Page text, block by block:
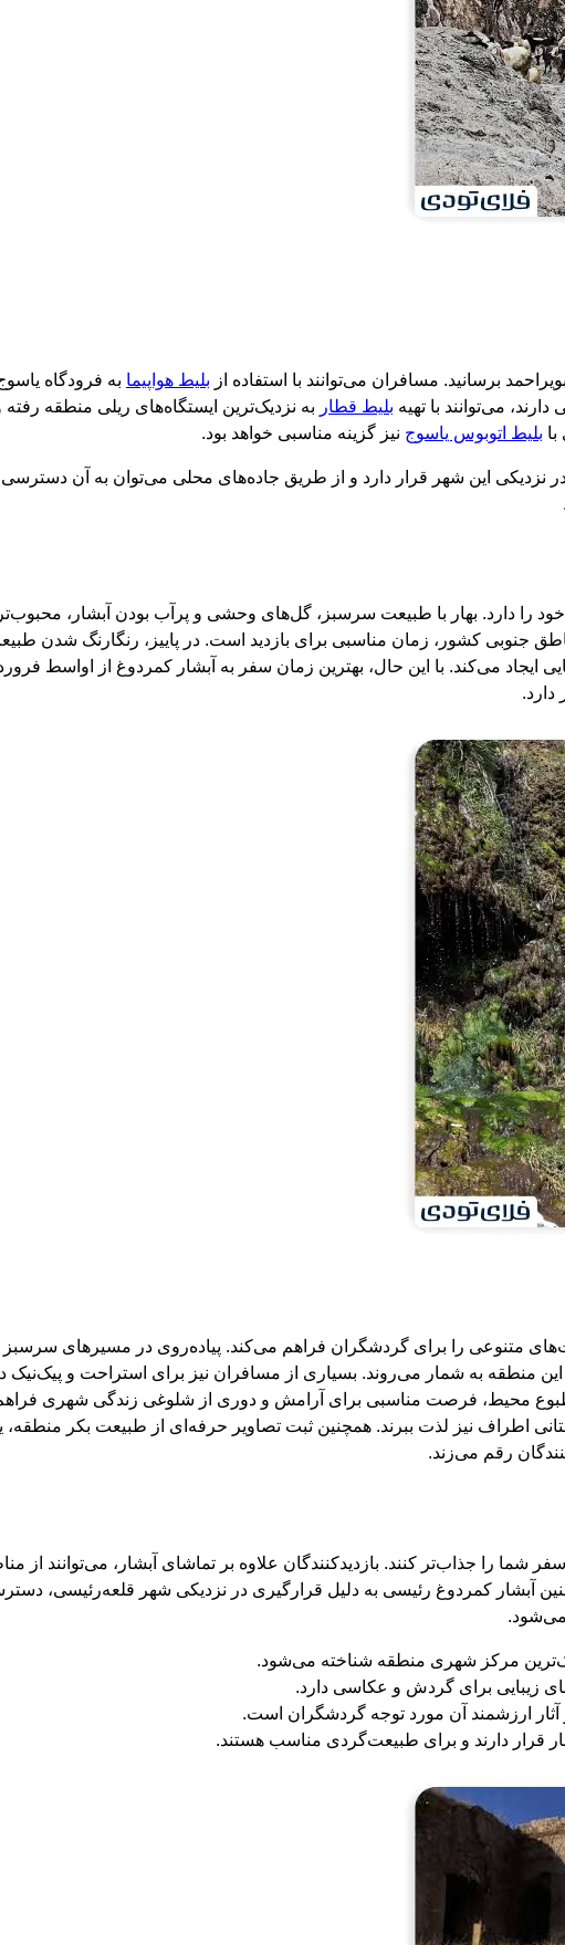
برسانید. مسافران می‌توانند با استفاده از بلیط هواپیما به فرودگاه
می‌توانند با تهیه بلیط قطار به نزدیک‌ترین ایستگاه‌های ریلی منطقه رفته
بلیط اتوبوس یاسوج نیز گزینه مناسبی خواهد بود.
این شهر قرار دارد و از طریق جاده‌های محلی می‌توان به آن دسترسی
را دارد. بهار با طبیعت سرسبز، گل‌های وحشی و پرآب بودن آبشار،
جنوبی کشور، زمان مناسبی برای بازدید است. در پاییز، رنگارنگ شدن
می‌کند. با این حال، بهترین زمان سفر به آبشار کمردوغ از اواسط
متنوعی را برای گردشگران فراهم می‌کند. پیاده‌روی در مسیرهای سرسبز
منطقه به شمار می‌روند. بسیاری از مسافران نیز برای استراحت و پیک‌نیک
محیط، فرصت مناسبی برای آرامش و دوری از شلوغی زندگی شهری
اطراف نیز لذت ببرند. همچنین ثبت تصاویر حرفه‌ای از طبیعت بکر منطقه،
رقم می‌زند.
را جذاب‌تر کنند. بازدیدکنندگان علاوه بر تماشای آبشار، می‌توانند از
آبشار کمردوغ رئیسی به دلیل قرارگیری در نزدیکی شهر قلعه‌رئیسی،
می‌شود.
قرار دارند و برای طبیعت‌گردی مناسب هستند.